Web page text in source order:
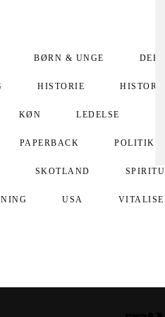
BØRN & UNGE
HISTORIE
KØN LEDELSE
PAPERBACK POLITIK
SKOTLAND
USA